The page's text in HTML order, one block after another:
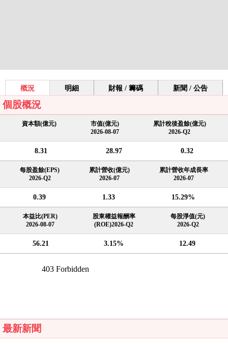
概況 明細 財報 / 籌碼 新聞 / 公告
個股概況
資本額(億元)
市值(億元)
2026-08-07
累計稅後盈餘(億元)
2026-Q2
8.31 28.97 0.32
每股盈餘(EPS)
2026-Q2
累計營收(億元)
2026-07
累計營收年成長率
2026-07
0.39 1.33 15.29%
本益比(PER)
2026-08-07
股東權益報酬率
(ROE)2026-Q2
每股淨值(元)
2026-Q2
56.21 3.15% 12.49
最新新聞